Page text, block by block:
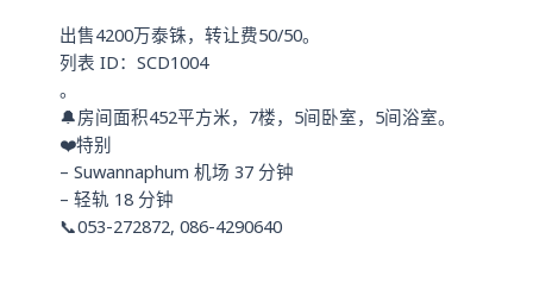
p
p
出售4200万泰铢，转让费50/50。
列表 ID：SCD1004
。
🔔房间面积452平方米，7楼，5间卧室，5间浴室。
❤️特别
– Suwannaphum 机场 37 分钟
– 轻轨 18 分钟
📞053-272872, 086-4290640